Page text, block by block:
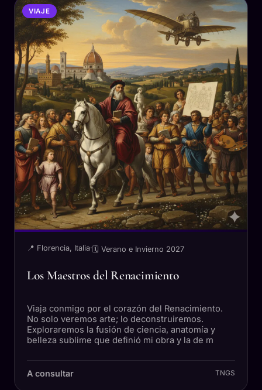
VIAJE
📍 Florencia, Italia·🗓 Verano e Invierno 2027
Los Maestros del Renacimiento
Viaja conmigo por el corazón del Renacimiento.
No solo veremos arte; lo deconstruiremos.
Exploraremos la fusión de ciencia, anatomía y
belleza sublime que definió mi obra y la de m
A consultar TNGS